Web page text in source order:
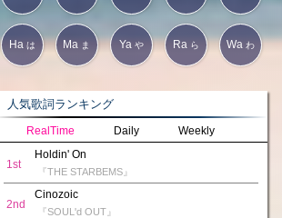
Ha は Ma ま Ya や Ra ら Wa わ
人気歌詞ランキング
RealTime Daily Weekly
1st
Holdin' On
『THE STARBEMS』
2nd
Cinozoic
『SOUL'd OUT』